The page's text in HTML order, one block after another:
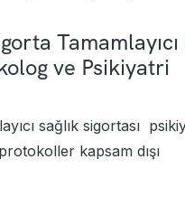
Tamamlayıcı
ve Psikiyatri
sağlık sigortası
kapsam dışı